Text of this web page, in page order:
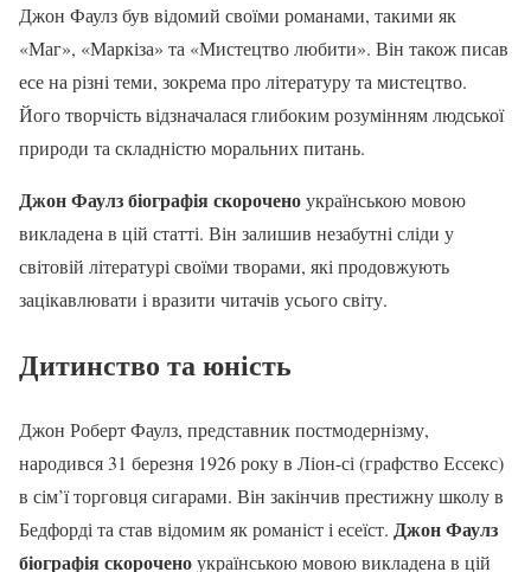
Джон Фаулз був відомий своїми романами, такими як
«Маг», «Маркіза» та «Мистецтво любити». Він також писав
есе на різні теми, зокрема про літературу та мистецтво.
Його творчість відзначалася глибоким розумінням людської
природи та складністю моральних питань.
Джон Фаулз біографія скороченоукраїнською мовою
викладена в цій статті. Він залишив незабутні сліди у
світовій літературі своїми творами, які продовжують
зацікавлювати і вразити читачів усього світу.
Дитинство та юність
Джон Роберт Фаулз, представник постмодернізму,
народився 31 березня 1926 року в Ліон-сі (графство Ессекс)
в сім’ї торговця сигарами. Він закінчив престижну школу в
Бедфорді та став відомим як романіст і есеїст. Джон Фаулз
біографія скороченоукраїнською мовою викладена в цій